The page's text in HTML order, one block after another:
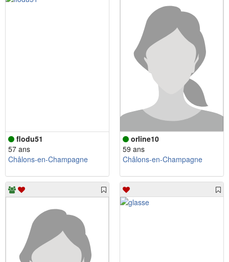
flodu51
57 ans
Châlons-en-Champagne
orline10
59 ans
Châlons-en-Champagne